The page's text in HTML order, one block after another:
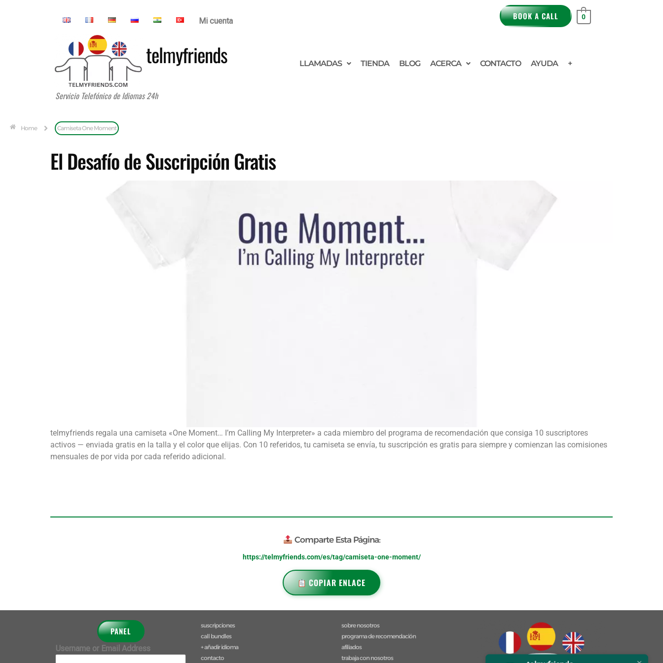
Mi cuenta BOOK A CALL 0
telmyfriends LLAMADAS TIENDA BLOG ACERCA CONTACTO AYUDA +
Servicio Telefónico de Idiomas 24h
Home Camiseta One Moment
El Desafío de Suscripción Gratis
telmyfriends regala una camiseta «One Moment… I’m Calling My Interpreter» a cada miembro del programa de recomendación que consiga 10 suscriptores
activos — enviada gratis en la talla y el color que elijas. Con 10 referidos, tu camiseta se envía, tu suscripción es gratis para siempre y comienzan las comisiones
mensuales de por vida por cada referido adicional.
Comparte Esta Página:
https://telmyfriends.com/es/tag/camiseta-one-moment/
COPIAR ENLACE
PANEL
Username or Email Address
suscripciones
call bundles
+ añadir idioma
contacto
sobre nosotros
programa de recomendación
afiliados
trabaja con nosotros